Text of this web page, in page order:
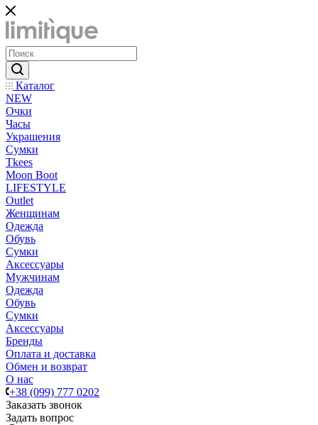
Каталог
NEW
Очки
Часы
Украшения
Сумки
Tkees
Moon Boot
LIFESTYLE
Outlet
Женщинам
Одежда
Обувь
Сумки
Аксессуары
Мужчинам
Одежда
Обувь
Сумки
Аксессуары
Бренды
Оплата и доставка
Обмен и возврат
О нас
+38 (099) 777 0202
Заказать звонок
Задать вопрос